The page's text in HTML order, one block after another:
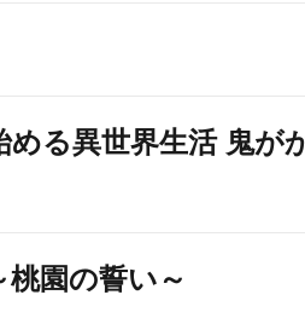
める異世界生活 鬼が
桃園の誓い～